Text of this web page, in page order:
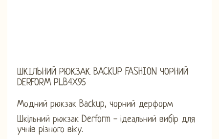
ШКІЛЬНИЙ РЮКЗАК BACKUP FASHION ЧОРНИЙ
DERFORM PLB4X95
Модний рюкзак Backup, чорний дерформ
Шкільний рюкзак Derform - ідеальний вибір для
учнів різного віку.